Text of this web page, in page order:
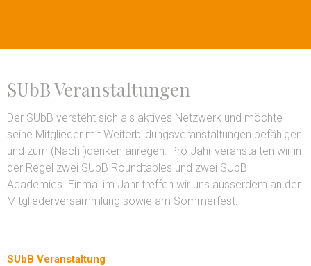
SUbB Veranstaltungen
Der SUbB versteht sich als aktives Netzwerk und möchte
seine Mitglieder mit Weiterbildungsveranstaltungen befähigen
und zum (Nach-)denken anregen. Pro Jahr veranstalten wir in
der Regel zwei SUbB Roundtables und zwei SUbB
Academies. Einmal im Jahr treffen wir uns ausserdem an der
Mitgliederversammlung sowie am Sommerfest.
SUbB Veranstaltung